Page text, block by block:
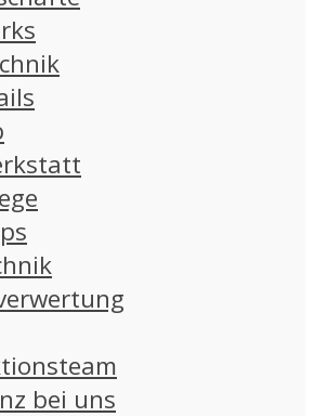
bei uns